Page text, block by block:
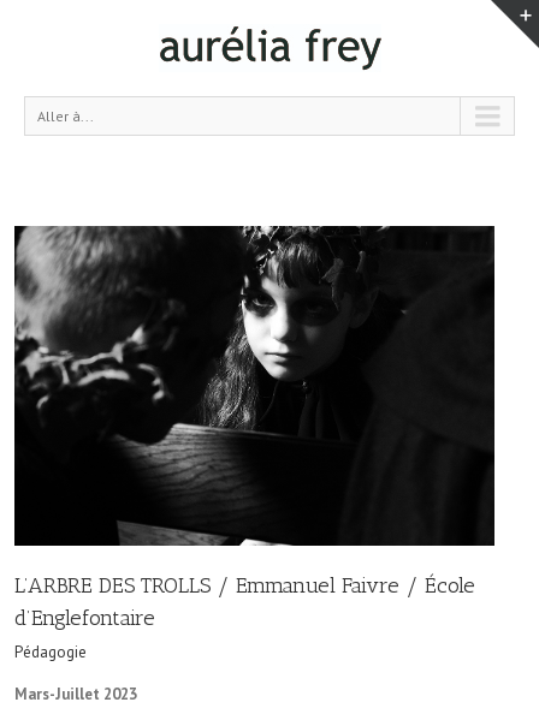
Aller à...
L’ARBRE DES TROLLS / Emmanuel Faivre / École
d’Englefontaire
Pédagogie
Mars-Juillet 2023